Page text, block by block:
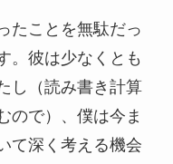
たことを無駄だっ
。彼は少なくとも
し（読み書き計算
ので）、僕は今ま
て深く考える機会